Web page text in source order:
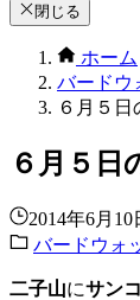
閉じる
ホーム
バードウ
６月５
６月５日
2014年6月10
バードウォ
二子山にサン